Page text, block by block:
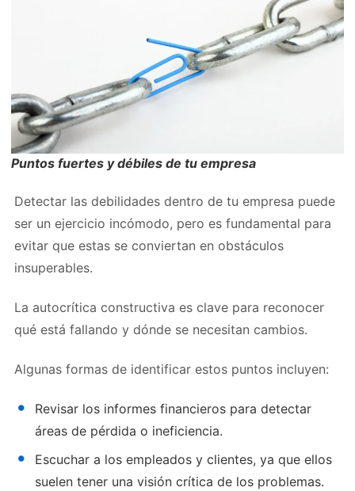
Puntos fuertes y débiles de tu empresa
Detectar las debilidades dentro de tu empresa puede
ser un ejercicio incómodo, pero es fundamental para
evitar que estas se conviertan en obstáculos
insuperables.
La autocrítica constructiva es clave para reconocer
qué está fallando y dónde se necesitan cambios.
Algunas formas de identificar estos puntos incluyen:
Revisar los informes financieros para detectar
áreas de pérdida o ineficiencia.
Escuchar a los empleados y clientes, ya que ellos
suelen tener una visión crítica de los problemas.